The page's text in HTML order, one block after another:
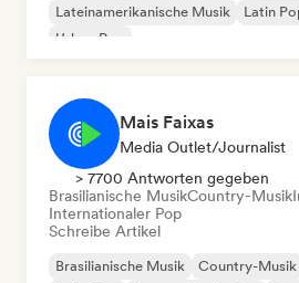
Lateinamerikanische Musik
Latin
Urban Pop
Mais Faixas
Media Outlet/Journalist
> 7700 Antworten gegeben
Brasilianische MusikCountry-Musik
Internationaler Pop
Schreibe Artikel
Brasilianische Musik Country-Musik